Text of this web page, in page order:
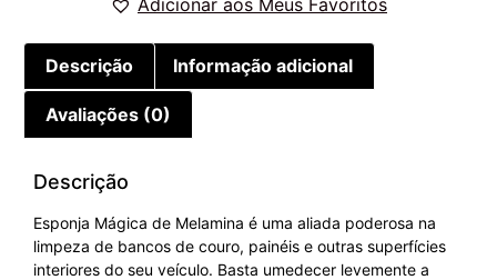
Descrição Informação adicional
Avaliações (0)
Descrição
Esponja Mágica de Melamina é uma aliada poderosa na
limpeza de bancos de couro, painéis e outras superfícies
interiores do seu veículo. Basta umedecer levemente a